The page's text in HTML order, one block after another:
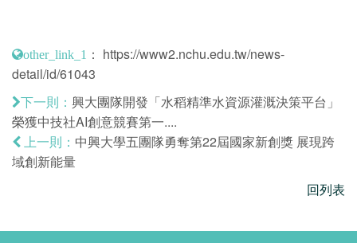
other_link_1 ： https://www2.nchu.edu.tw/news-
detail/id/61043
下一則： 興大團隊開發「水稻精準水資源灌溉決策平台」
榮獲中技社AI創意競賽第一....
上一則： 中興大學五團隊勇奪第22屆國家新創獎 展現跨
域創新能量
回列表